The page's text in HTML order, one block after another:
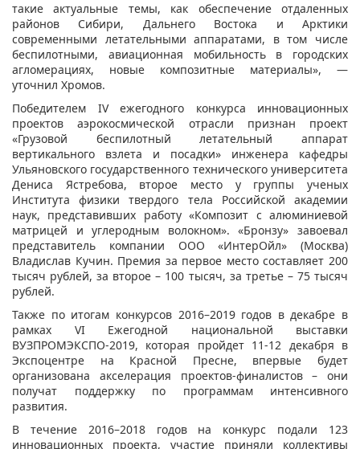
такие актуальные темы, как обеспечение отдаленных
районов Сибири, Дальнего Востока и Арктики
современными летательными аппаратами, в том числе
беспилотными, авиационная мобильность в городских
агломерациях, новые композитные материалы», —
уточнил Хромов.
Победителем IV ежегодного конкурса инновационных
проектов аэрокосмической отрасли признан проект
«Грузовой беспилотный летательный аппарат
вертикального взлета и посадки» инженера кафедры
Ульяновского государственного технического университета
Дениса Ястребова, второе место у группы ученых
Института физики твердого тела Российской академии
наук, представивших работу «Композит с алюминиевой
матрицей и углеродным волокном». «Бронзу» завоевал
представитель компании ООО «ИнтерОйл» (Москва)
Владислав Кучин. Премия за первое место составляет 200
тысяч рублей, за второе – 100 тысяч, за третье – 75 тысяч
рублей.
Также по итогам конкурсов 2016–2019 годов в декабре в
рамках VI Ежегодной национальной выставки
ВУЗПРОМЭКСПО-2019, которая пройдет 11-12 декабря в
Экспоцентре на Красной Пресне, впервые будет
организована акселерация проектов-финалистов – они
получат поддержку по программам интенсивного
развития.
В течение 2016–2018 годов на конкурс подали 123
инновационных проекта, участие приняли коллективы